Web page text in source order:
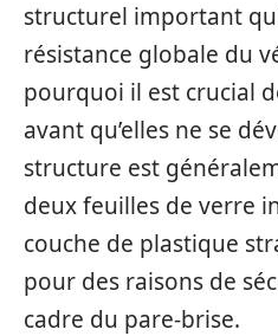
structurel important
résistance globale du
pourquoi il est crucial
avant qu’elles ne se
structure est
deux feuilles de verre
couche de plastique
pour des raisons de
cadre du pare-brise.